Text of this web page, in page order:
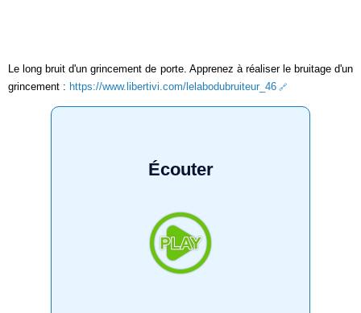
Le long bruit d'un grincement de porte. Apprenez à réaliser le bruitage d'un
grincement : https://www.libertivi.com/lelabodubruiteur_46
Écouter